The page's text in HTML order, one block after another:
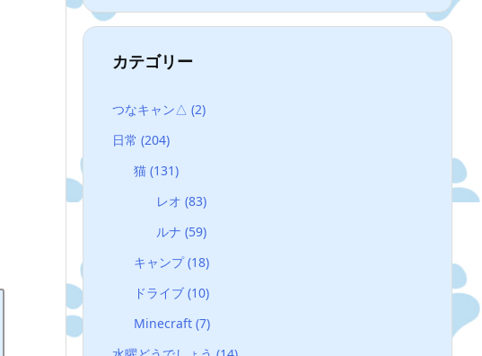
カテゴリー
つなキャン△ (2)
日常 (204)
猫(131)
レオ (83)
ルナ (59)
キャンプ(18)
ドライブ(10)
Minecraft(7)